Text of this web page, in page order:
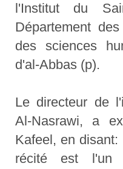
l'Institut du
Département
des sciences
d'al-Abbas (p).
Le directeur de
Al-Nasrawi, a
Kafeel, en
récité est l'un